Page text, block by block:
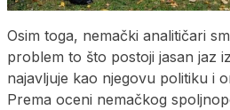
Osim toga, nemački analitičari
problem to što postoji jasan jaz
najavljuje kao njegovu politiku i
Prema oceni nemačkog